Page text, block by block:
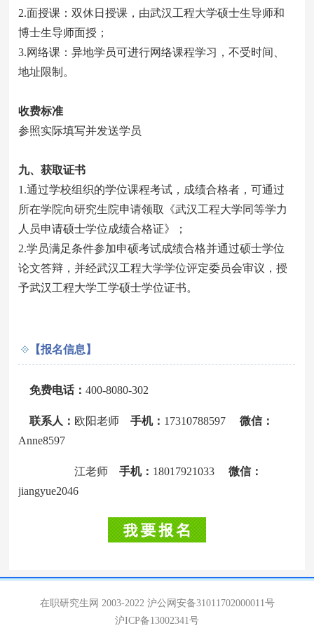
2.面授课：双休日授课，由武汉工程大学硕士生导师和
博士生导师面授；
3.网络课：异地学员可进行网络课程学习，不受时间、
地址限制。
收费标准
参照实际填写并发送学员
九、获取证书
1.通过学校组织的学位课程考试，成绩合格者，可通过
所在学院向研究生院申请领取《武汉工程大学同等学力
人员申请硕士学位成绩合格证》；
2.学员满足条件参加申硕考试成绩合格并通过硕士学位
论文答辩，并经武汉工程大学学位评定委员会审议，授
予武汉工程大学工学硕士学位证书。
【报名信息】
免费电话：400-8080-302
联系人： 欧阳老师手机： 17310788597微信：
Anne8597
江老师手机： 18017921033微信：
jiangyue2046
在职研究生网 2003-2022 沪公网安备31011702000011号
沪ICP备13002341号